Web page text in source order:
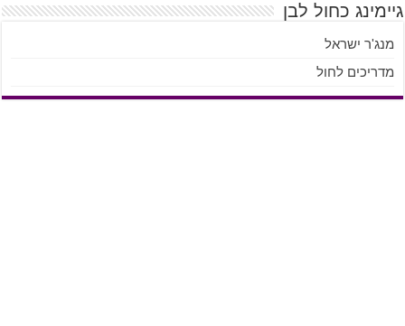
גיימינג כחול לבן
מנג'ר ישראל
מדריכים לחול